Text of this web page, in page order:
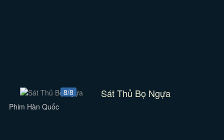
8/8 Sát Thủ Bọ Ngựa
Phim Hàn Quốc